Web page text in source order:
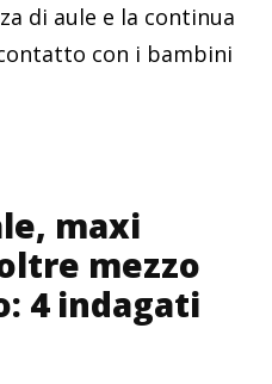
di aule e la continua
con i bambini
maxi
mezzo
4 indagati